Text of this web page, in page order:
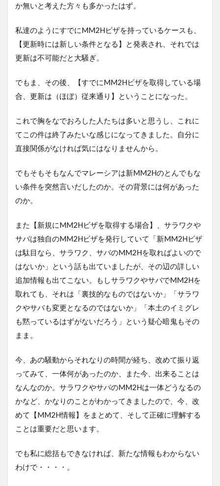
か無いと考えた方々も多かったはず。
私達のようにすでにMM2Hビザを持っているケースも、
【更新時には新しい条件となる】と発表され、それでは
更新は不可能だと大騒ぎ。
でもま、その後、【すでにMM2Hビザを取得している場
合、更新は（ほぼ）従来通り】ということになった。
これで胸をなでおろした人たちは多いと思うし、これに
てこの件は終了みたいな感じになってきました。自分に
直接関係がなければ気にはなりませんから。
でもそもそもなんでマレーシアは新MM2Hのとんでもな
い条件を突然言いだしたのか。その背景には何があった
のか。
また【新規にMM2Hビザを取得する場合】、サラワクや
サバは独自のMM2Hビザを発行していて「新MM2Hビザ
は駄目なら、サラワク、サバのMM2Hを取ればよいので
はないか」という話も出ていましたが、その辺の詳しい
追加情報も出てこない。もしサラワクやサバでMM2Hを
取れても、それは「裏技的なものではないか」「サラワ
クやサバも変更となるのではないか」「本土のイミグレ
も黙っているはずがないだろう」という疑心暗鬼もその
まま。
今、あの騒動からそれなりの時間が経ち、改めて振り返
ってみて、一体何があったのか、また今、出来ることは
なんなのか。サラワクやサバのMM2Hは一体どうなるの
かなど、かなりのことがわかってきましたので、今、改
めて【MM2H情報】をまとめて、そして正確に理解する
ことは重要だと思います。
でも私に総括もできなければ、新たな情報もわからない
わけで・・・・。